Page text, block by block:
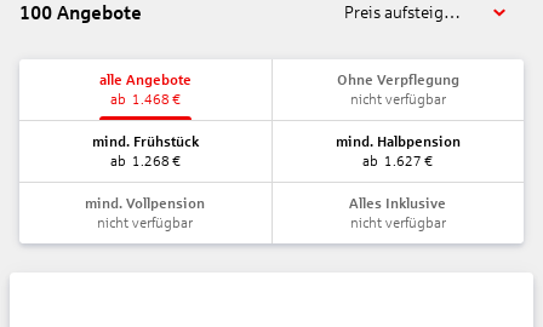
100 Angebote Preis aufsteigend
alle Angebote
ab 1.468 €
Ohne Verpflegung
nicht verfügbar
mind. Frühstück
ab 1.268 €
mind. Halbpension
ab 1.627 €
mind. Vollpension
nicht verfügbar
Alles Inklusive
nicht verfügbar